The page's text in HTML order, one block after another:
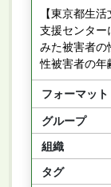
【東京都生
支援センター
みた被害者
性被害者の
フォーマット
グループ
組織
タグ